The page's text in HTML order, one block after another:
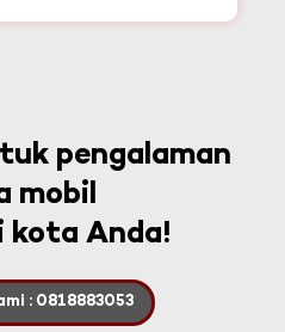
pengalaman
mobil
kota Anda!
: 0818883053